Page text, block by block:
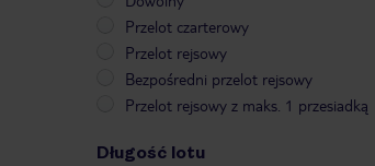
Przelot czarterowy
Przelot rejsowy
Bezpośredni przelot rejsowy
Przelot rejsowy z maks. 1 przesiadką
Długość lotu